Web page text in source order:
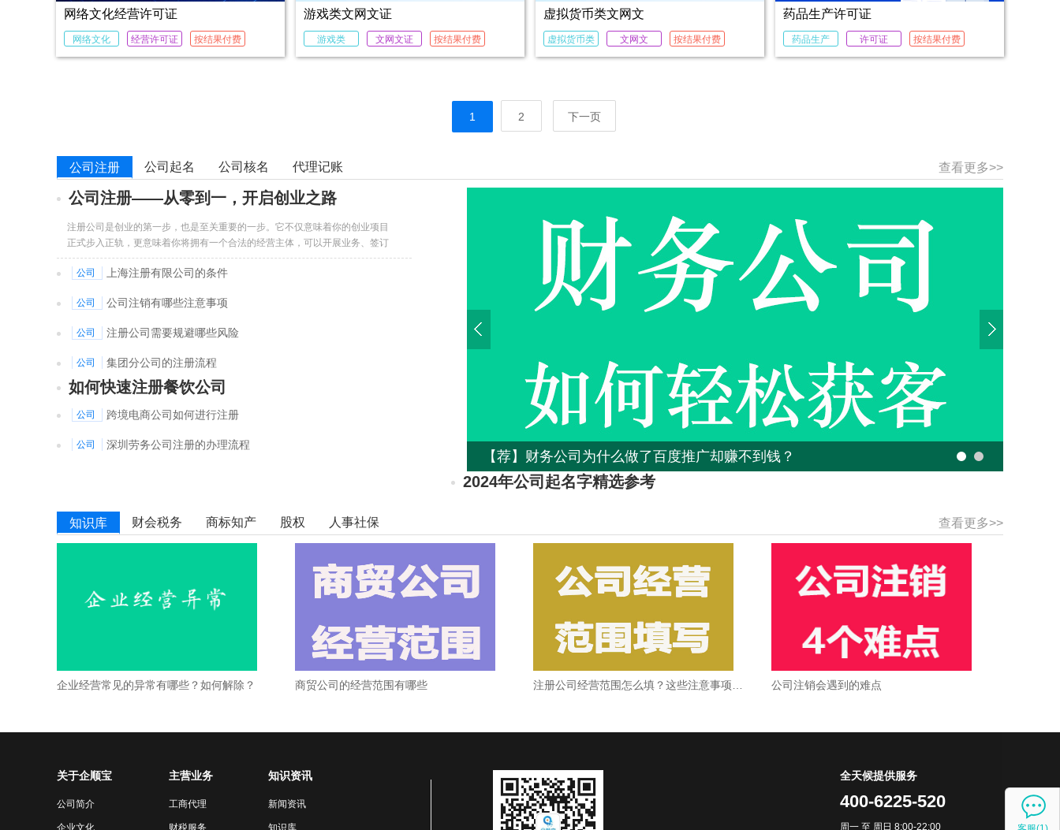
网络文化经营许可证
网络文化 经营许可证 按结果付费
游戏类文网文证
游戏类 文网文证 按结果付费
虚拟货币类文网文
虚拟货币类 文网文 按结果付费
药品生产许可证
药品生产 许可证 按结果付费
1 2 下一页
查看更多>>
公司注册 公司起名 公司核名 代理记账
申请国际商标的方式有几种，你知道吗？
公司注册——从零到一，开启创业之路
注册公司是创业的第一步，也是至关重要的一步。它不仅意味着你的创业项目
正式步入正轨，更意味着你将拥有一个合法的经营主体，可以开展业务、签订
合同、申请贷款等。 [详细]
公司
上海注册有限公司的条件
公司 公司注销有哪些注意事项
公司 注册公司需要规避哪些风险
公司 集团分公司的注册流程
如何快速注册餐饮公司
公司 跨境电商公司如何进行注册
公司 深圳劳务公司注册的办理流程
2024年公司起名字精选参考
公司注册资金减资的流程
公司 公司注册名称有哪些要求呢
如何用周易取个好公司名
公司名称审核被拒应该怎么办
公司注册核名规则
代理记账需要哪些资料和注意事项
查看更多>>
知识库 财会税务 商标知产 股权 人事社保
企业经营常见的异常有哪些？如何解除？ 商贸公司的经营范围有哪些 公司注销会遇到的难点
关于企顺宝
公司简介
企业文化
主营业务
工商代理
财税服务
知识资讯
新闻资讯
知识库
全天候提供服务
400-6225-520
周一 至 周日 8:00-22:00